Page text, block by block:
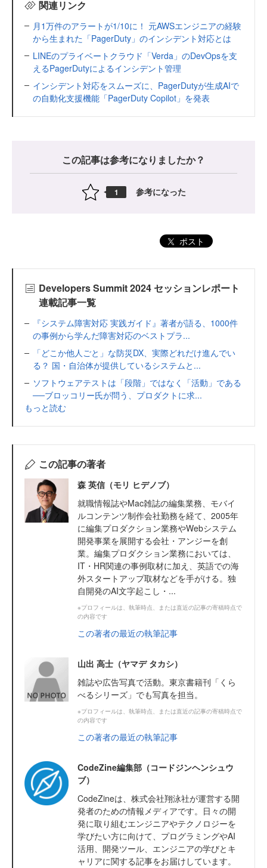
関連リンク
月1万件のアラートが1/10に！ 元AWSエンジニアの経験
から生まれた「PagerDuty」のインシデント対応とは
LINEのプライベートクラウド「Verda」のDevOpsを支
えるPagerDutyによるインシデント管理
インシデント対応をスムーズに、PagerDutyが生成AIで
の自動化支援機能「PagerDuty Copilot」を発表
この記事は参考になりましたか？
1 参考になった
ポスト
Developers Summit 2024 セッションレポート
連載記事一覧
『システム障害対応 実践ガイド』著者が語る、1000件
の事例から学んだ障害対応のベストプラ...
「どこか他人ごと」な防災DX、実際どれだけ進んでい
る？ 国・自治体が提供しているシステムと...
ソフトウェアテストは「段階」ではなく「活動」である
──ブロッコリー氏が問う、プロダクトに求...
もっと読む
この記事の著者
森 英信（モリ ヒデノブ）
就職情報誌やMac雑誌の編集業務、モバイ
ルコンテンツ制作会社勤務を経て、2005年
に編集プロダクション業務やWebシステム
開発事業を展開する会社・アンジーを創
業。編集プロダクション業務においては、
IT・HR関連の事例取材に加え、英語での海
外スタートアップ取材などを手がける。独
自開発のAI文字起こし・...
※プロフィールは、執筆時点、または直近の記事の寄稿時点で
の内容です
この著者の最近の執筆記事
山出 高士（ヤマデ タカシ）
雑誌や広告写真で活動。東京書籍刊「くら
べるシリーズ」でも写真を担当。
※プロフィールは、執筆時点、または直近の記事の寄稿時点で
の内容です
この著者の最近の執筆記事
CodeZine編集部（コードジンヘンシュウ
ブ）
CodeZineは、株式会社翔泳社が運営する開
発者のための情報メディアです。日々の開
発に取り組むエンジニアやテクノロジーを
学びたい方に向けて、プログラミングやAI
活用、開発ツール、エンジニアの学びとキ
ャリアに関する記事をお届けしています。